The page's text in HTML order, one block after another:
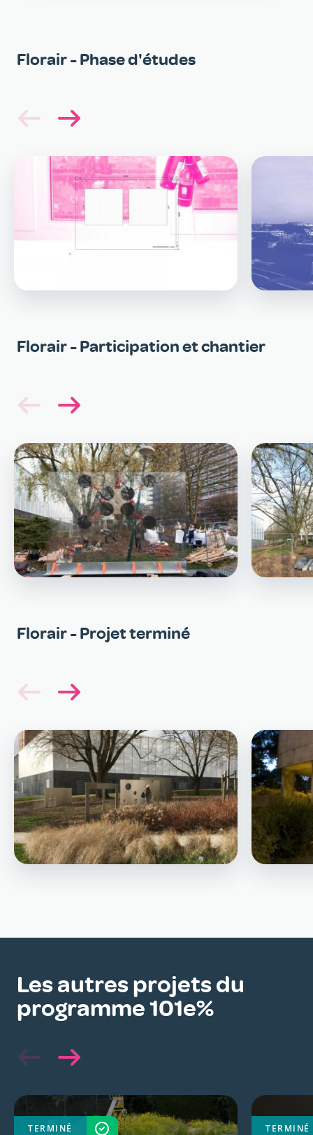
Galerie
Florair - Phase d'études
Image
Florair - Participation et chantier
Image Image
Florair - Projet terminé
Image Image
Les autres projets du
programme 101e%
TERMINÉ TERMINÉ